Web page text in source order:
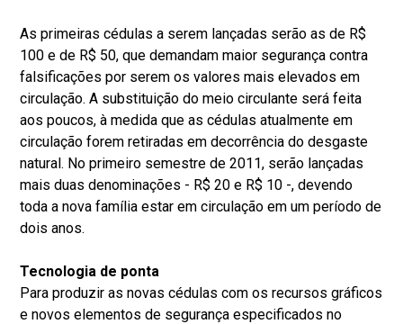
As primeiras cédulas a serem lançadas serão as de R$
100 e de R$ 50, que demandam maior segurança contra
falsificações por serem os valores mais elevados em
circulação. A substituição do meio circulante será feita
aos poucos, à medida que as cédulas atualmente em
circulação forem retiradas em decorrência do desgaste
natural. No primeiro semestre de 2011, serão lançadas
mais duas denominações - R$ 20 e R$ 10 -, devendo
toda a nova família estar em circulação em um período de
dois anos.
Tecnologia de ponta
Para produzir as novas cédulas com os recursos gráficos
e novos elementos de segurança especificados no